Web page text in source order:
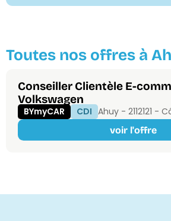
Toutes nos offres à
Conseiller Clientèle E-
Volkswagen
BYmyCAR CDI Ahuy - 2112121 -
voir l'offre